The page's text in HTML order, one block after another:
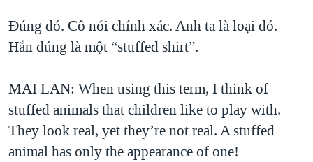
Đúng đó. Cô nói chính xác. Anh ta là loại đó.
Hắn đúng là một “stuffed shirt”.
MAI LAN: When using this term, I think of
stuffed animals that children like to play with.
They look real, yet they’re not real. A stuffed
animal has only the appearance of one!